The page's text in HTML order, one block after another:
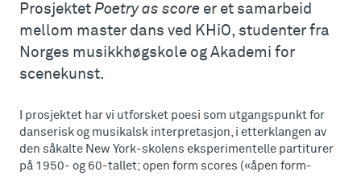
Prosjektet Poetry as score er et samarbeid
mellom master dans ved KHiO, studenter fra
Norges musikkhøgskole og Akademi for
scenekunst.
I prosjektet har vi utforsket poesi som utgangspunkt for
danserisk og musikalsk interpretasjon, i etterklangen av
den såkalte New York-skolens eksperimentelle partiturer
på 1950- og 60-tallet; open form scores («åpen form-